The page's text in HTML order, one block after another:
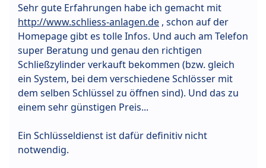
Sehr gute Erfahrungen habe ich gemacht mit
http://www.schliess-anlagen.de , schon auf der
Homepage gibt es tolle Infos. Und auch am Telefon
super Beratung und genau den richtigen
Schließzylinder verkauft bekommen (bzw. gleich
ein System, bei dem verschiedene Schlösser mit
dem selben Schlüssel zu öffnen sind). Und das zu
einem sehr günstigen Preis...
Ein Schlüsseldienst ist dafür definitiv nicht
notwendig.